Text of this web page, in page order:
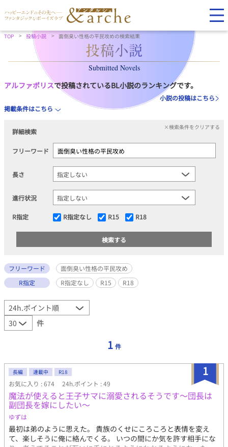
TOP 投稿小説 面倒臭い性格の平民攻めの検索結果
Submitted Novels
アルファポリスで投稿されているBL小説のランキングです。
小説の投稿はこちら
掲載条件はこちら
詳細検索
×検索条件をクリアする
フリーワード
長さ
進行状況
R指定 R指定なし R15 R18
フリーワード
面倒臭い性格の平民攻め
R指定
R指定なし R15 R18
件
1 件
1
長編 連載中 R18
お気に入り : 674 24h.ポイント : 49
魔法が使えると王子サマに溺愛されるそうです〜団長は
副団長を嫁にしたい〜
ゆずは
最初は弟のように思えた。 貴族のくせにころころと表情を変え
て、楽しそうに俺に絡んでくる。 いつの間にか気を許す相手にな